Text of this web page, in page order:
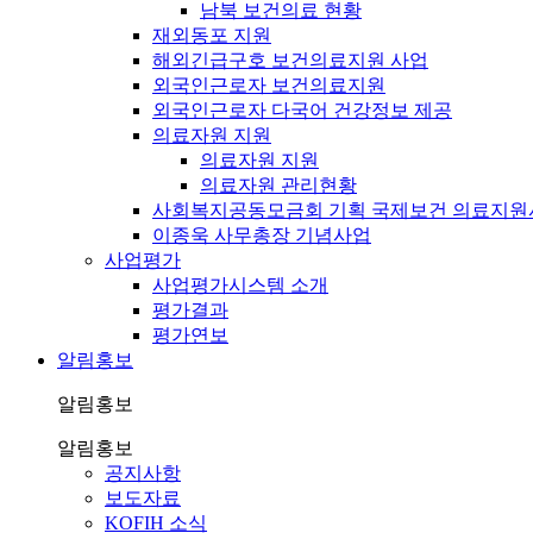
남북 보건의료 현황
재외동포 지원
해외긴급구호 보건의료지원 사업
외국인근로자 보건의료지원
외국인근로자 다국어 건강정보 제공
의료자원 지원
의료자원 지원
의료자원 관리현황
사회복지공동모금회 기획 국제보건 의료지원
이종욱 사무총장 기념사업
사업평가
사업평가시스템 소개
평가결과
평가연보
알림홍보
알림홍보
알림홍보
공지사항
보도자료
KOFIH 소식